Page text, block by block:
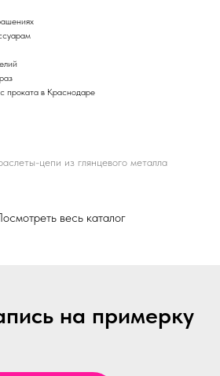
проката в Краснодаре
цепи из глянцевого металла
весь каталог
на примерку